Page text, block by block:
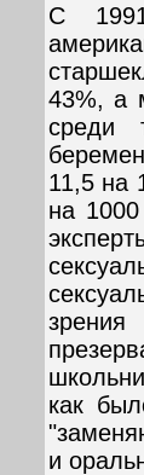
С
43%, а
среди
11,5 на
на
как
и